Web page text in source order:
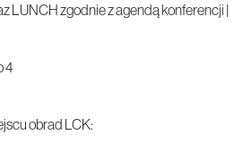
LUNCH zgodnie z agendą konferencji |
4
obrad LCK: